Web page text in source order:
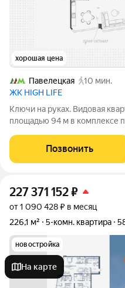
хорошая цена
Павелецкая
10 мин.
ЖК HIGH LIFE
Ключи на руках. Видовая
площадью 94 м в комплексе
Свободная планировка
по собственному усмотрению.
Позвонить
227 371 152₽
от 1 090 428 ₽ в месяц
226,1 м²
5-комн. квартира
новостройка
На карте